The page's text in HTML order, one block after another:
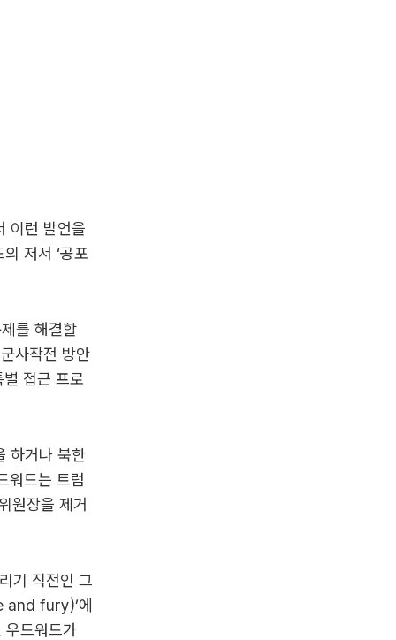
이런 발언을
저서 ‘공포
를 해결할
사작전 방안
접근 프로
하거나 북한
워드는 트럼
원장을 제거
기 직전인 그
and fury)’에
우드워드가